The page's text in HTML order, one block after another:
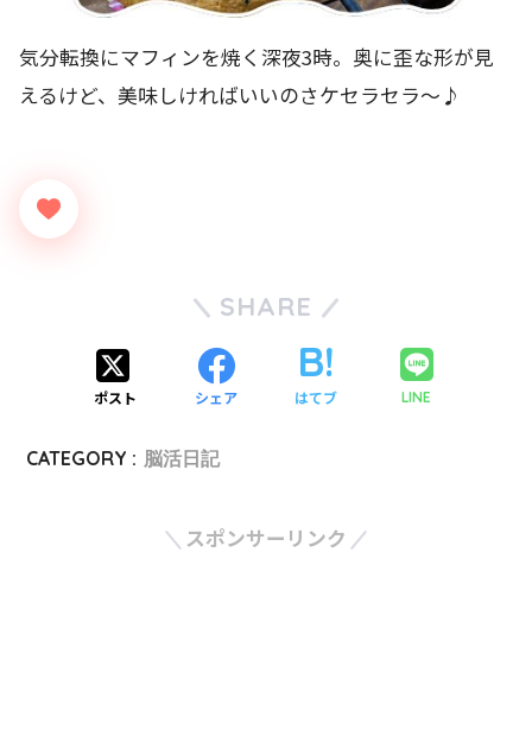
気分転換にマフィンを焼く深夜3時。奥に歪な形が見
えるけど、美味しければいいのさケセラセラ～♪
SHARE
ポスト シェア はてブ LINE
CATEGORY : 脳活日記
スポンサーリンク